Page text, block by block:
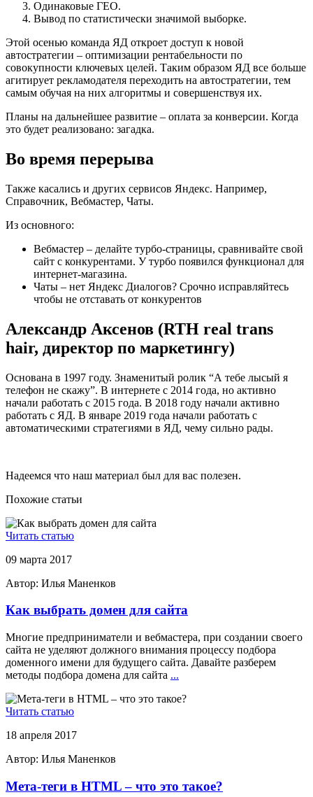
Одинаковые ГЕО.
Вывод по статистически значимой выборке.
Этой осенью команда ЯД откроет доступ к новой
автостратегии – оптимизации рентабельности по
совокупности ключевых целей. Таким образом ЯД все больше
агитирует рекламодателя переходить на автостратегии, тем
самым обучая на них алгоритмы и совершенствуя их.
Планы на дальнейшее развитие – оплата за конверсии. Когда
это будет реализовано: загадка.
Во время перерыва
Также касались и других сервисов Яндекс. Например,
Справочник, Вебмастер, Чаты.
Из основного:
Вебмастер – делайте турбо-страницы, сравнивайте свой
сайт с конкурентами. У турбо появился функционал для
интернет-магазина.
Чаты – нет Яндекс Диалогов? Срочно исправляйтесь
чтобы не отставать от конкурентов
Александр Аксенов (RTH real trans
hair, директор по маркетингу)
Основана в 1997 году. Знаменитый ролик “А тебе лысый я
телефон не скажу”. В интернете с 2014 года, но активно
начали работать с 2015 года. В 2018 году начали активно
работать с ЯД. В январе 2019 года начали работать с
автоматическими стратегиями в ЯД, чему сильно рады.
Надеемся что наш материал был для вас полезен.
Похожие статьи
Читать статью
09 марта 2017
Автор: Илья Маненков
Как выбрать домен для сайта
Многие предприниматели и вебмастера, при создании своего
сайта не уделяют должного внимания процессу подбора
доменного имени для будущего сайта. Давайте разберем
методы подбора домена для сайта ...
Читать статью
18 апреля 2017
Автор: Илья Маненков
Мета-теги в HTML – что это такое?